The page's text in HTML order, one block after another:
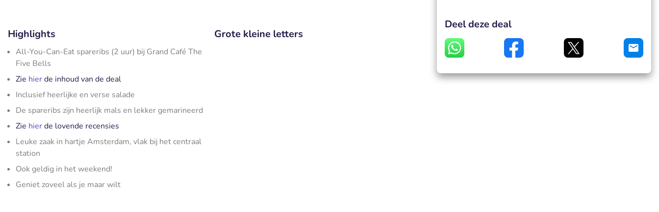
Highlights
All-You-Can-Eat spareribs (2 uur) bij Grand Café The
Five Bells
Zie hierde inhoud van de deal
Inclusief heerlijke en verse salade
De spareribs zijn heerlijk mals en lekker gemarineerd
Zie hierde lovende recensies
Leuke zaak in hartje Amsterdam, vlak bij het centraal
station
Ook geldig in het weekend!
Geniet zoveel als je maar wilt
Grote kleine letters
Deel deze deal